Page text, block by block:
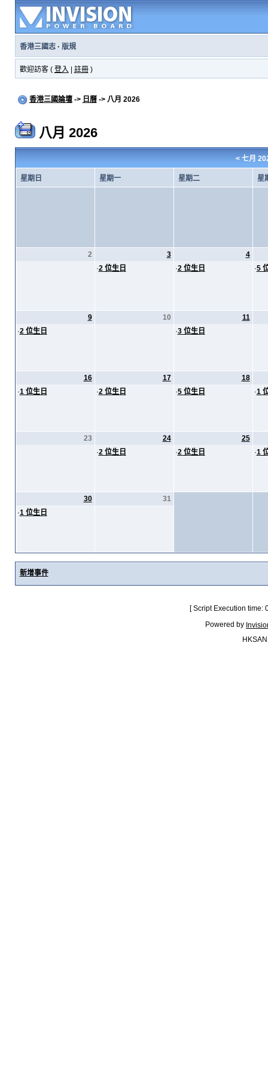
香港三國志· 版規
歡迎訪客 ( 登入 註冊)
香港三國論壇-> 日曆-> 八月 2026
八月 2026
< 七月
星期日 星期一 星期二 星
2
3
·2 位生日
4
·2 位生日 ·5
9
·2 位生日
10
11
·3 位生日
16
·1 位生日
17
·2 位生日
18
·5 位生日 ·1
23
24
·2 位生日
25
·2 位生日 ·1
30
·1 位生日
31
新增事件
[ Script Execution
Powered by